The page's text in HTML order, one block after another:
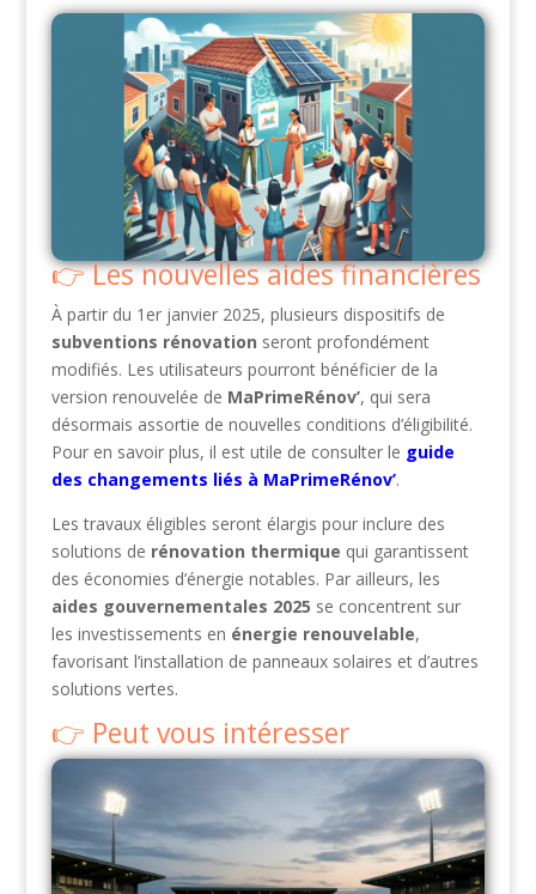
Les nouvelles aides financières
À partir du 1er janvier 2025, plusieurs dispositifs de
subventions rénovation seront profondément
modifiés. Les utilisateurs pourront bénéficier de la
version renouvelée de MaPrimeRénov’, qui sera
désormais assortie de nouvelles conditions d’éligibilité.
Pour en savoir plus, il est utile de consulter le guide
des changements liés à MaPrimeRénov’.
Les travaux éligibles seront élargis pour inclure des
solutions de rénovation thermique qui garantissent
des économies d’énergie notables. Par ailleurs, les
aides gouvernementales 2025 se concentrent sur
les investissements en énergie renouvelable,
favorisant l’installation de panneaux solaires et d’autres
solutions vertes.
Peut vous intéresser